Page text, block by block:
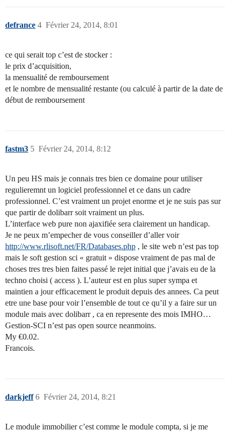
defrance Février 24, 2014, 8:01
4
ce qui serait top c’est de stocker :
le prix d’acquisition,
la mensualité de remboursement
et le nombre de mensualité restante (ou calculé à partir de la date de
début de remboursement
fastm3 Février 24, 2014, 8:12
5
Un peu HS mais je connais tres bien ce domaine pour utiliser
regulieremnt un logiciel professionnel et ce dans un cadre
professionnel. C’est vraiment un projet enorme et je ne suis pas sur
que partir de dolibarr soit vraiment un plus.
L’interface web pure non ajaxifiée sera clairement un handicap.
Je ne peux m’empecher de vous conseiller d’aller voir
http://www.rlisoft.net/FR/Databases.php , le site web n’est pas top
mais le soft gestion sci « gratuit » dispose vraiment de pas mal de
choses tres tres bien faites passé le rejet initial que j’avais eu de la
techno choisi ( access ). L’auteur est en plus super sympa et
maintien a jour efficacement le produit depuis des annees. Ca peut
etre une base pour voir l’ensemble de tout ce qu’il y a faire sur un
module mais avec dolibarr , ca en represente des mois IMHO…
Gestion-SCI n’est pas open source neanmoins.
My €0.02.
Francois.
darkjeff Février 24, 2014, 8:21
6
Le module immobilier c’est comme le module compta, si je me